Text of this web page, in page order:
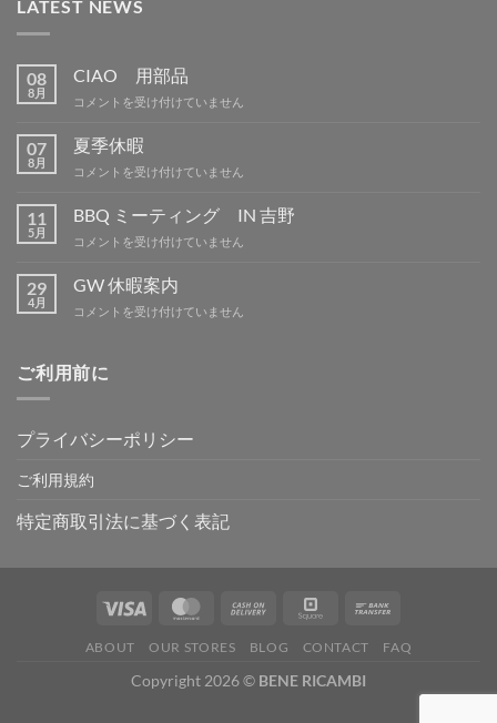
LATEST NEWS
08
8月
CIAO 用部品
CIAO
部
品
は
コメントを受け付けていません
07
8月
夏季休暇
夏
休
暇
は
コメントを受け付けていません
11
5月
BBQ ミーティング IN 吉野
BBQ
ー
テ
ィ
IN
コメントを受け付けていません
29
4月
GW 休暇案内
GW
案
内
コメントを受け付けていません
ご利用前に
プライバシーポリシー
ご利用規約
特定商取引法に基づく表記
ABOUT OUR STORES BLOG CONTACT FAQ
Copyright 2026 © BENE RICAMBI